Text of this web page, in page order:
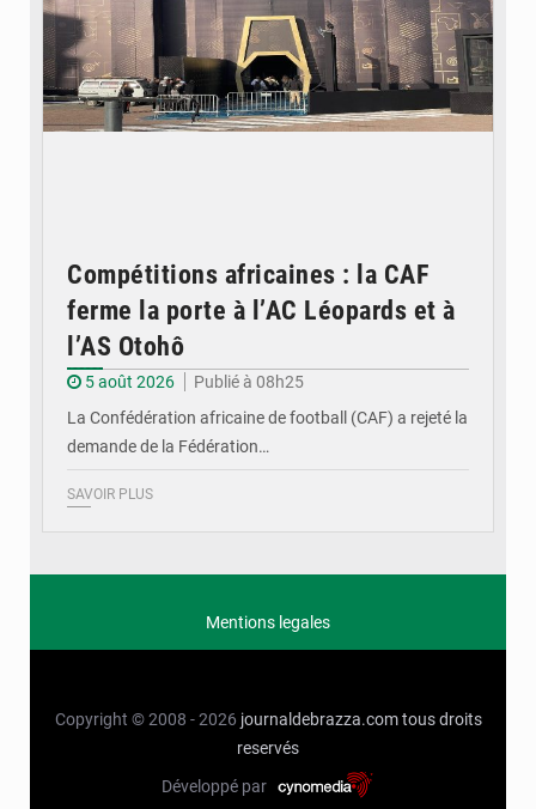
Compétitions africaines : la CAF
ferme la porte à l’AC Léopards et à
l’AS Otohô
5 août 2026
Publié à 08h25
La Confédération africaine de football (CAF) a rejeté la
demande de la Fédération…
SAVOIR PLUS
Mentions legales
Copyright © 2008 - 2026 journaldebrazza.com tous droits
reservés
Développé par